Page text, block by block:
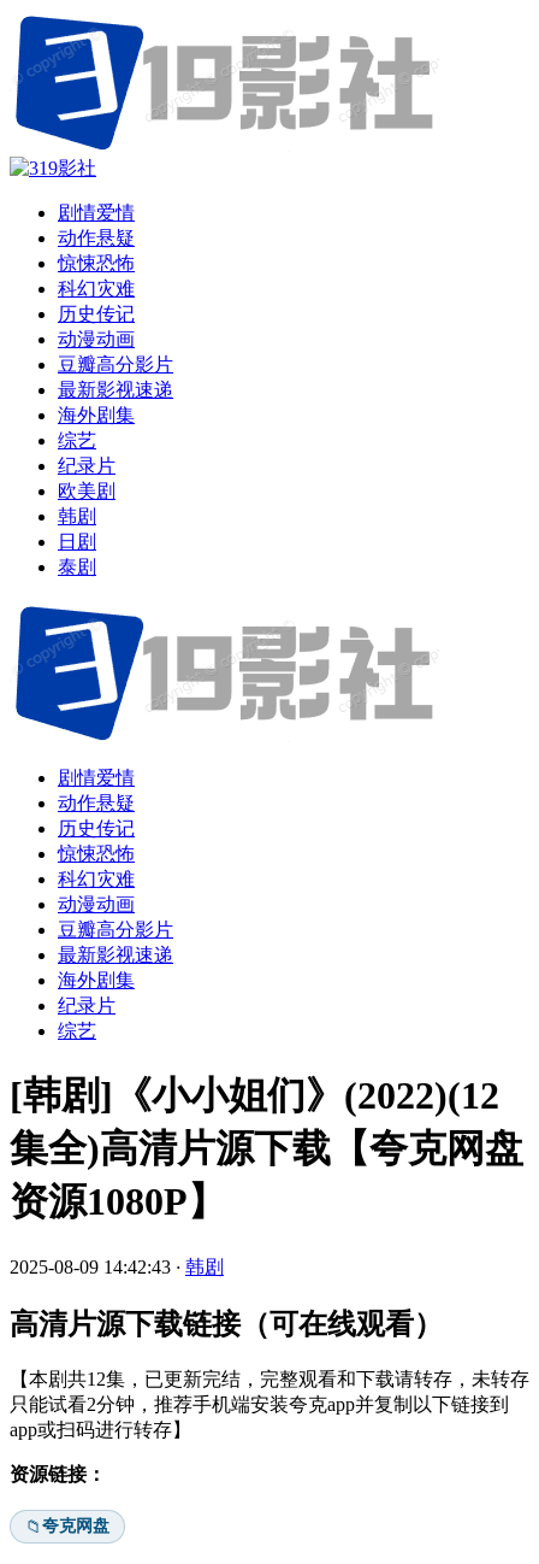
剧情爱情
动作悬疑
惊悚恐怖
科幻灾难
历史传记
动漫动画
豆瓣高分影片
最新影视速递
海外剧集
综艺
纪录片
欧美剧
韩剧
日剧
泰剧
剧情爱情
动作悬疑
历史传记
惊悚恐怖
科幻灾难
动漫动画
豆瓣高分影片
最新影视速递
海外剧集
纪录片
综艺
[韩剧]《小小姐们》(2022)(12
集全)高清片源下载【夸克网盘
资源1080P】
2025-08-09 14:42:43 · 韩剧
高清片源下载链接（可在线观看）
【本剧共12集，已更新完结，完整观看和下载请转存，未转存
只能试看2分钟，推荐手机端安装夸克app并复制以下链接到
app或扫码进行转存】
资源链接：
📁夸克网盘